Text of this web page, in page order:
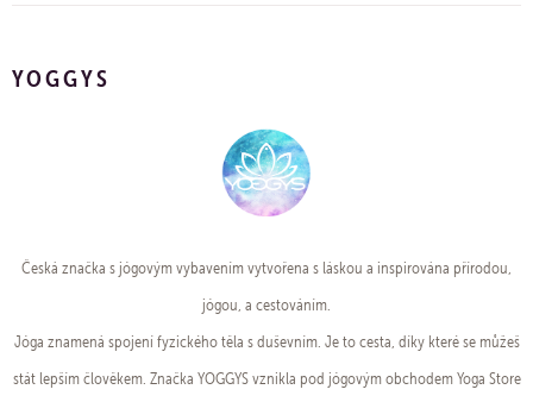
YOGGYS
Česká značka s jógovým vybavením vytvořena s láskou a inspirována přírodou,
jógou, a cestováním.
Jóga znamená spojení fyzického těla s duševním. Je to cesta, díky které se můžeš
stát lepším člověkem. Značka YOGGYS vznikla pod jógovým obchodem Yoga Store